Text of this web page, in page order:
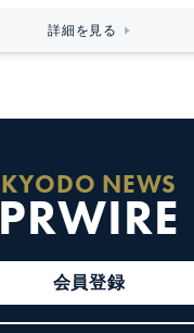
詳細を見る
KYODO NEWS
PRWIRE
会員登録